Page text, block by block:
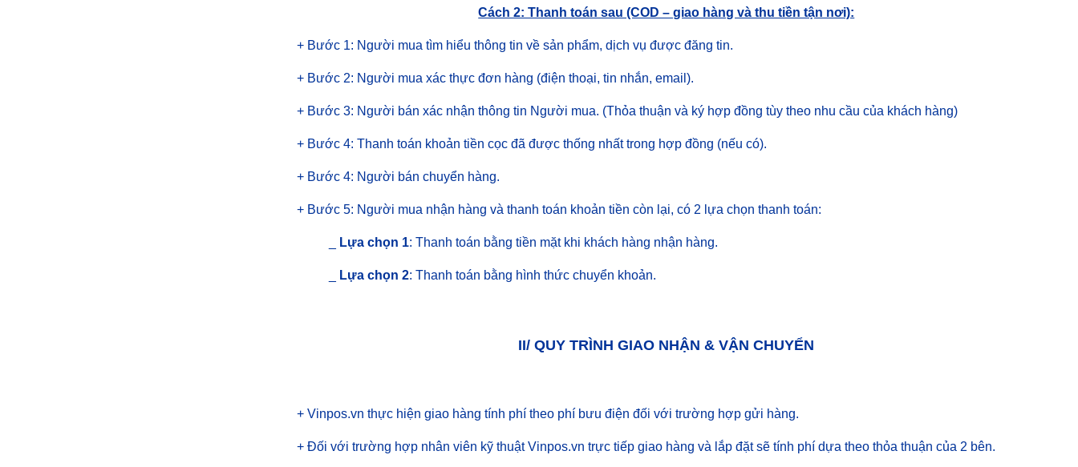
Cách 2: Thanh toán sau (COD – giao hàng và thu tiền tận nơi):
+ Bước 1: Người mua tìm hiểu thông tin về sản phẩm, dịch vụ được đăng tin.
+ Bước 2: Người mua xác thực đơn hàng (điện thoại, tin nhắn, email).
+ Bước 3: Người bán xác nhận thông tin Người mua. (Thỏa thuận và ký hợp đồng tùy theo nhu cầu của khách hàng)
+ Bước 4: Thanh toán khoản tiền cọc đã được thống nhất trong hợp đồng (nếu có).
+ Bước 4: Người bán chuyển hàng.
+ Bước 5: Người mua nhận hàng và thanh toán khoản tiền còn lại, có 2 lựa chọn thanh toán:
Lựa chọn 1: Thanh toán bằng tiền mặt khi khách hàng nhận hàng.
Lựa chọn 2: Thanh toán bằng hình thức chuyển khoản.
II/ QUY TRÌNH GIAO NHẬN & VẬN CHUYỂN
+ Vinpos.vn thực hiện giao hàng tính phí theo phí bưu điện đối với trường hợp gửi hàng.
+ Đối với trường hợp nhân viên kỹ thuật Vinpos.vn trực tiếp giao hàng và lắp đặt sẽ tính phí dựa theo thỏa thuận của 2 bên.